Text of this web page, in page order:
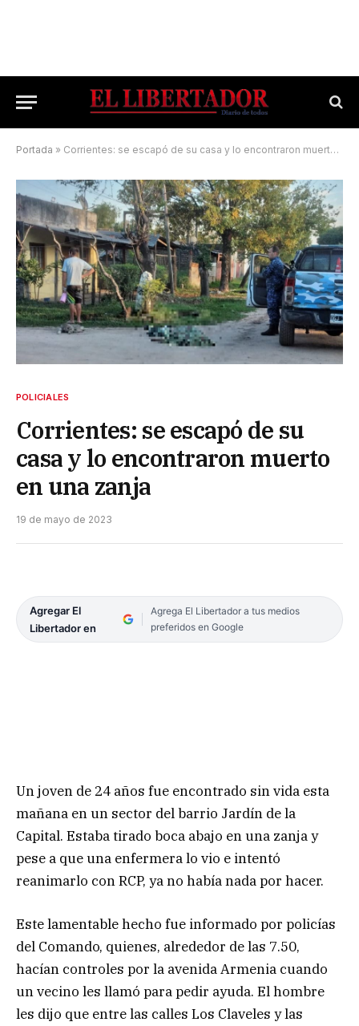
Portada » Corrientes: se escapó de su casa y lo encontraron muerto en una zanja
POLICIALES
Corrientes: se escapó de su
casa y lo encontraron muerto
en una zanja
19 de mayo de 2023
Agregar El
Libertador en
Agrega El Libertador a tus medios
preferidos en Google
Un joven de 24 años fue encontrado sin vida esta
mañana en un sector del barrio Jardín de la
Capital. Estaba tirado boca abajo en una zanja y
pese a que una enfermera lo vio e intentó
reanimarlo con RCP, ya no había nada por hacer.
Este lamentable hecho fue informado por policías
del Comando, quienes, alrededor de las 7.50,
hacían controles por la avenida Armenia cuando
un vecino les llamó para pedir ayuda. El hombre
les dijo que entre las calles Los Claveles y las